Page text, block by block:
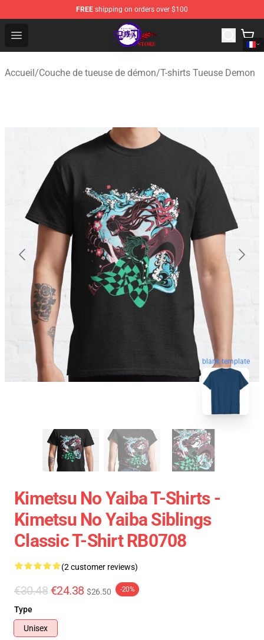
FREE shipping on orders over $100
Open menu
Kimetsu no Yaiba Store - Official Kimetsu no Yaiba
Accueil/Couche de tueuse de démon/T-shirts Tueuse Demon
blank template
Kimetsu No Yaiba T-Shirts -
Kimetsu No Yaiba Siblings
Classic T-Shirt RB0708
(2 customer reviews)
€30.48 €24.38 $26.50 -20%
Type
Unisex